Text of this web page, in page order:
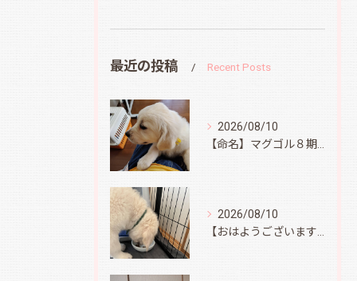
最近の投稿 Recent Posts
2026/08/10
【命名】マグゴル８期生イエロー
2026/08/10
【おはようございます】オラフ君、無事到着